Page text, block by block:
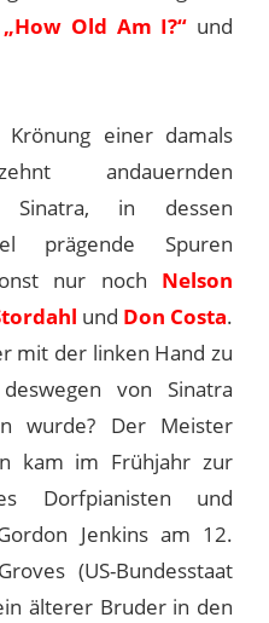
„How Old Am I?“ und
einer damals
andauernden
Sinatra, in dessen
prägende Spuren
nur noch Nelson
und Don Costa.
mit der linken Hand zu
von Sinatra
wurde? Der Meister
kam im Frühjahr zur
Dorfpianisten und
Jenkins am 12.
(US-Bundesstaat
älterer Bruder in den